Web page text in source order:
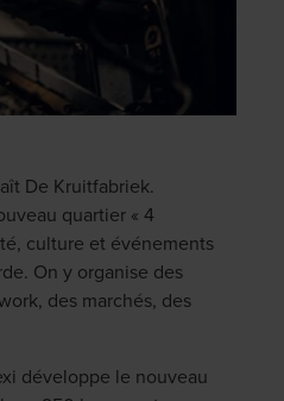
De Kruitfabriek.
quartier « 4
culture et événements
On y organise des
des marchés, des
développe le nouveau